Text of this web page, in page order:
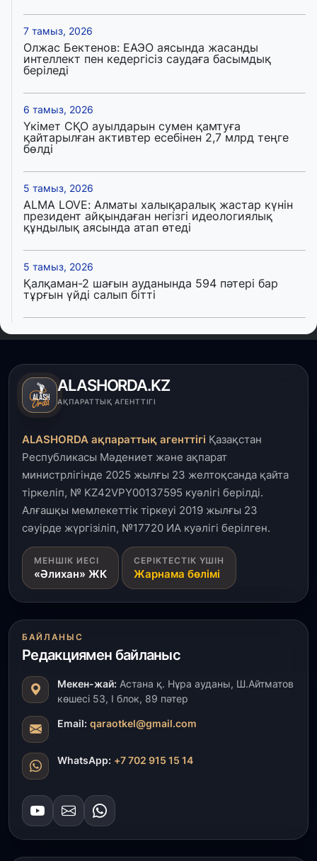
7 тамыз, 2026
Олжас Бектенов: ЕАЭО аясында жасанды
интеллект пен кедергісіз саудаға басымдық
беріледі
6 тамыз, 2026
Үкімет СҚО ауылдарын сумен қамтуға
қайтарылған активтер есебінен 2,7 млрд теңге
бөлді
5 тамыз, 2026
ALMA LOVE: Алматы халықаралық жастар күнін
президент айқындаған негізгі идеологиялық
құндылық аясында атап өтеді
5 тамыз, 2026
Қалқаман-2 шағын ауданында 594 пәтері бар
тұрғын үйді салып бітті
4 тамыз, 2026
артады – Үкімет отырысы
3 тамыз, 2026
пайдалануға берілді
3 тамыз, 2026
Қызылордада 300 орындық аурухана,
Президенттік кітапхана және жаңа театр
салынып жатыр
1 тамыз, 2026
Кинопоиск Қазақстан азаматтарының ең
танымал онлайн-кинотеатрына айналды
Ақмола облысындағы кездесуде кәсіпкерлер мен
ұстаздар «Әділет» партиясына өз ұсыныстарын
айтты
31 шілде, 2026
ҚР Президенті Орталық Азия елдеріне
ұзақмерзімді ынтымақтастық жоспарын әзірлеуді
ұсынды
31 шілде, 2026
«Ауыл аманаты»: Түркістанда 30,2 млрд теңгеге
4 223 жоба қаржыландырылды
ALASHORDA.KZ
АҚПАРАТТЫҚ АГЕНТТІГІ
ALASHORDA ақпараттық агенттігі Қазақстан
Республикасы Мәдениет және ақпарат
министрлігінде 2025 жылғы 23 желтоқсанда қайта
тіркеліп, № KZ42VPY00137595 куәлігі берілді.
Алғашқы мемлекеттік тіркеуі 2019 жылғы 23
сәуірде жүргізіліп, №17720 ИА куәлігі берілген.
МЕНШІК ИЕСІ
«Әлихан» ЖК
СЕРІКТЕСТІК ҮШІН
Жарнама бөлімі
БАЙЛАНЫС
Редакциямен байланыс
Мекен-жай: Астана қ. Нұра ауданы, Ш.Айтматов
көшесі 53, І блок, 89 пәтер
Email: qaraotkel@gmail.com
WhatsApp: +7 702 915 15 14